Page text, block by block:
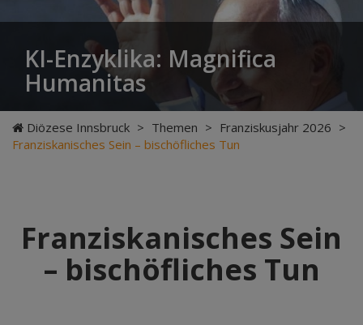
KI-Enzyklika: Magnifica
Humanitas
Diözese Innsbruck > Themen > Franziskusjahr 2026 >
Franziskanisches Sein – bischöfliches Tun
Franziskanisches Sein
– bischöfliches Tun